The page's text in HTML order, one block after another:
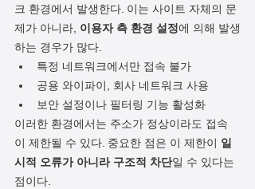
크 환경에서 발생한다. 이는 사이트 자체의 문
제가 아니라, 이용자 측 환경 설정에 의해 발생
하는 경우가 많다.
특정 네트워크에서만 접속 불가
공용 와이파이, 회사 네트워크 사용
보안 설정이나 필터링 기능 활성화
이러한 환경에서는 주소가 정상이라도 접속
이 제한될 수 있다. 중요한 점은 이 제한이 일
시적 오류가 아니라 구조적 차단일 수 있다는
점이다.